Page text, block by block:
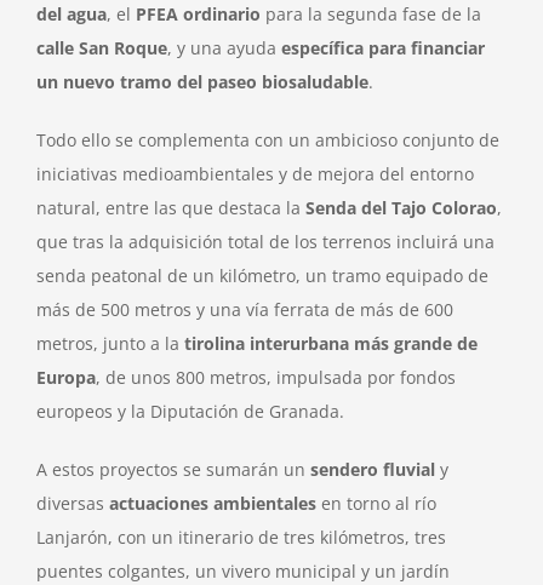
del agua, el PFEA ordinario para la segunda fase de la
calle San Roque, y una ayuda específica para financiar
un nuevo tramo del paseo biosaludable.
Todo ello se complementa con un ambicioso conjunto de
iniciativas medioambientales y de mejora del entorno
natural, entre las que destaca la Senda del Tajo Colorao,
que tras la adquisición total de los terrenos incluirá una
senda peatonal de un kilómetro, un tramo equipado de
más de 500 metros y una vía ferrata de más de 600
metros, junto a la tirolina interurbana más grande de
Europa, de unos 800 metros, impulsada por fondos
europeos y la Diputación de Granada.
A estos proyectos se sumarán un sendero fluvial y
diversas actuaciones ambientales en torno al río
Lanjarón, con un itinerario de tres kilómetros, tres
puentes colgantes, un vivero municipal y un jardín